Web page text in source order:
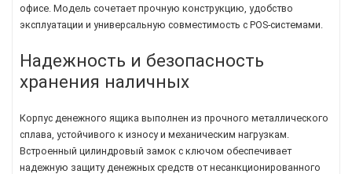
офисе. Модель сочетает прочную конструкцию, удобство
эксплуатации и универсальную совместимость с POS-системами.
Надежность и безопасность
хранения наличных
Корпус денежного ящика выполнен из прочного металлического
сплава, устойчивого к износу и механическим нагрузкам.
Встроенный цилиндровый замок с ключом обеспечивает
надежную защиту денежных средств от несанкционированного